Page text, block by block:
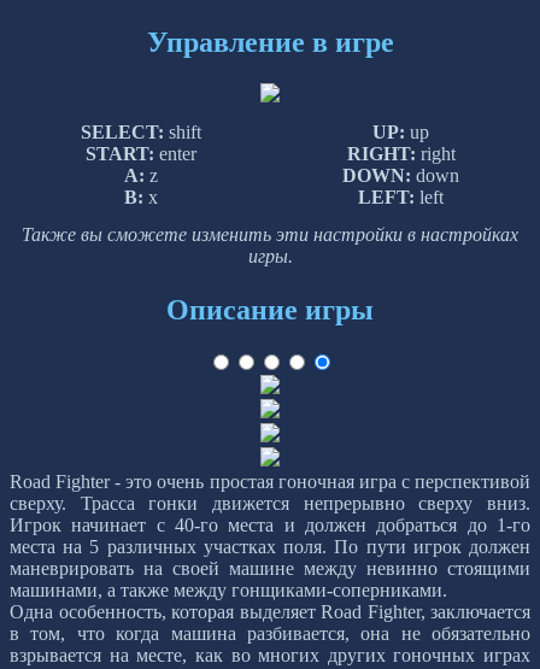
Управление в игре
SELECT: shift
START: enter
A: z
B: x
UP: up
RIGHT: right
DOWN: down
LEFT: left
Также вы сможете изменить эти настройки в настройках
игры.
Описание игры
Road Fighter - это очень простая гоночная игра с перспективой
сверху. Трасса гонки движется непрерывно сверху вниз.
Игрок начинает с 40-го места и должен добраться до 1-го
места на 5 различных участках поля. По пути игрок должен
маневрировать на своей машине между невинно стоящими
машинами, а также между гонщиками-соперниками.
Одна особенность, которая выделяет Road Fighter, заключается
в том, что когда машина разбивается, она не обязательно
взрывается на месте, как во многих других гоночных играх